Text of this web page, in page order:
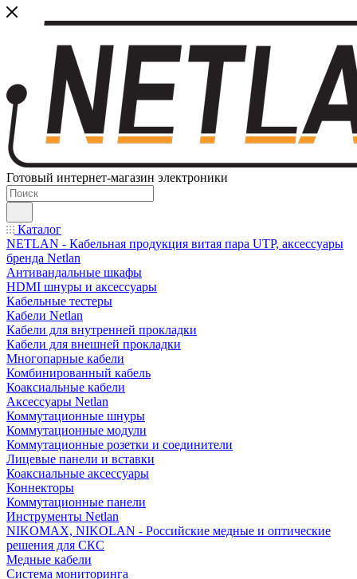
Готовый интернет-магазин электроники
Каталог
NETLAN - Кабельная продукция витая пара UTP, аксессуары
бренда Netlan
Антивандальные шкафы
HDMI шнуры и аксессуары
Кабельные тестеры
Кабели Netlan
Кабели для внутренней прокладки
Кабели для внешней прокладки
Многопарные кабели
Комбинированный кабель
Коаксиальные кабели
Аксессуары Netlan
Коммутационные шнуры
Коммутационные модули
Коммутационные розетки и соединители
Лицевые панели и вставки
Коаксиальные аксессуары
Коннекторы
Коммутационные панели
Инструменты Netlan
NIKOMAX, NIKOLAN - Российские медные и оптические
решения для СКС
Медные кабели
Система мониторинга